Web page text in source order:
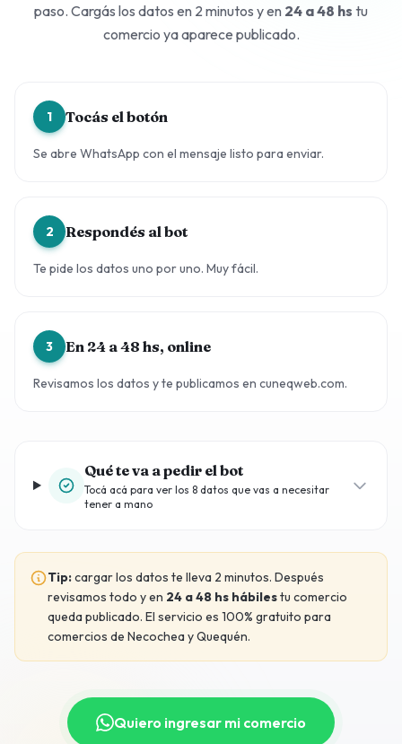
paso. Cargás los datos en 2 minutos y en 24 a 48 hs tu
comercio ya aparece publicado.
1 Tocás el botón
Se abre WhatsApp con el mensaje listo para enviar.
2 Respondés al bot
Te pide los datos uno por uno. Muy fácil.
3 En 24 a 48 hs, online
Revisamos los datos y te publicamos en cuneqweb.com.
Qué te va a pedir el bot
Tocá acá para ver los 8 datos que vas a necesitar
tener a mano
Tip:cargar los datos te lleva 2 minutos. Después
revisamos todo y en 24 a 48 hs hábilestu comercio
queda publicado. El servicio es 100% gratuito para
comercios de Necochea y Quequén.
Quiero ingresar mi comercio